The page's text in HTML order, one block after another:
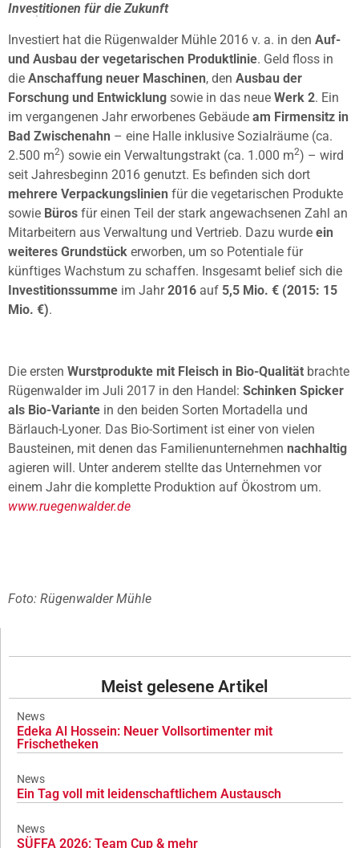
Investitionen für die Zukunft
Investiert hat die Rügenwalder Mühle 2016 v. a. in den Auf-
und Ausbau der vegetarischen Produktlinie. Geld floss in
die Anschaffung neuer Maschinen, den Ausbau der
Forschung und Entwicklung sowie in das neue Werk 2. Ein
im vergangenen Jahr erworbenes Gebäude am Firmensitz in
Bad Zwischenahn – eine Halle inklusive Sozialräume (ca.
2.500 m2) sowie ein Verwaltungstrakt (ca. 1.000 m2) – wird
seit Jahresbeginn 2016 genutzt. Es befinden sich dort
mehrere Verpackungslinien für die vegetarischen Produkte
sowie Büros für einen Teil der stark angewachsenen Zahl an
Mitarbeitern aus Verwaltung und Vertrieb. Dazu wurde ein
weiteres Grundstück erworben, um so Potentiale für
künftiges Wachstum zu schaffen. Insgesamt belief sich die
Investitionssumme im Jahr2016 auf 5,5 Mio. € (2015: 15
Mio. €).
Die ersten Wurstprodukte mit Fleisch in Bio-Qualität brachte
Rügenwalder im Juli 2017 in den Handel: Schinken Spicker
als Bio-Variante in den beiden Sorten Mortadella und
Bärlauch-Lyoner. Das Bio-Sortiment ist einer von vielen
Bausteinen, mit denen das Familienunternehmen nachhaltig
agieren will. Unter anderem stellte das Unternehmen vor
einem Jahr die komplette Produktion auf Ökostrom um.
www.ruegenwalder.de
Foto: Rügenwalder Mühle
Meist gelesene Artikel
News
Edeka Al Hossein: Neuer Vollsortimenter mit
Frischetheken
News
Ein Tag voll mit leidenschaftlichem Austausch
News
SÜFFA 2026: Team Cup & mehr